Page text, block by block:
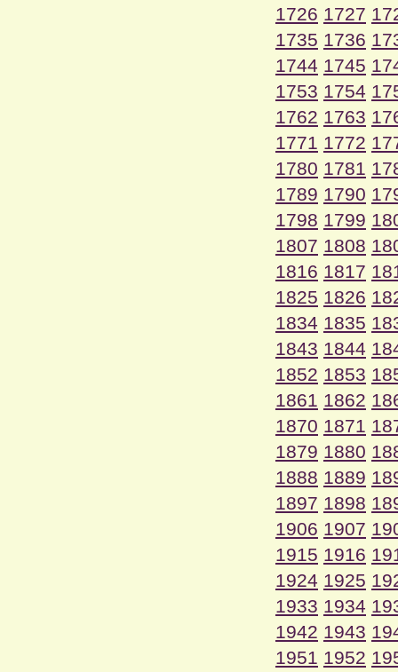
1726 1727
1735 1736
1744 1745
1753 1754
1762 1763
1771 1772
1780 1781
1789 1790
1798 1799
1807 1808
1816 1817
1825 1826
1834 1835
1843 1844
1852 1853
1861 1862
1870 1871
1879 1880
1888 1889
1897 1898
1906 1907
1915 1916
1924 1925
1933 1934
1942 1943
1951 1952